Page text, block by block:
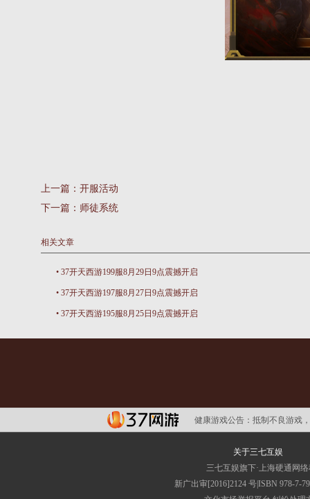
上一篇： 开服活动
下一篇： 师徒系统
相关文章
• 37开天西游199服8月29日9点震撼开启
• 37开天西游197服8月27日9点震撼开启
• 37开天西游195服8月25日9点震撼开启
健康游戏公告： 抵制不良游戏
关于三七互娱
三七互娱旗下·上海硬通网
新广出审[2016]2124 号|ISBN 978-7-